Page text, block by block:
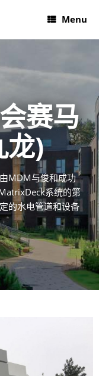
Menu
赛马
龙)
MDM与俊和成功
系统的第
的水电管道和设备